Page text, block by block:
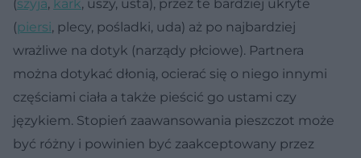
(szyja, kark, uszy, usta), przez te bardziej ukryte
(piersi, plecy, pośladki, uda) aż po najbardziej
wrażliwe na dotyk (narządy płciowe). Partnera
można dotykać dłonią, ocierać się o niego innymi
częściami ciała a także pieścić go ustami czy
językiem. Stopień zaawansowania pieszczot może
być różny i powinien być zaakceptowany przez